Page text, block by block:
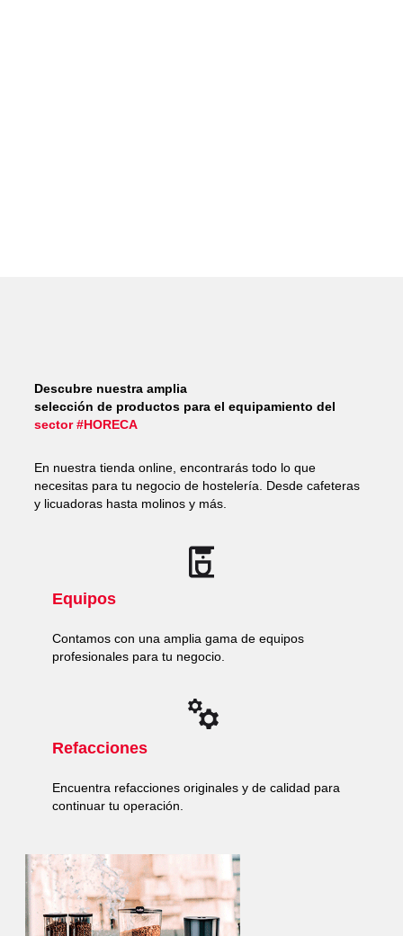
Descubre nuestra amplia
selección de productos para el equipamiento del
sector #HORECA
En nuestra tienda online, encontrarás todo lo que
necesitas para tu negocio de hostelería. Desde cafeteras
y licuadoras hasta molinos y más.
Equipos
Contamos con una amplia gama de equipos
profesionales para tu negocio.
Refacciones
Encuentra refacciones originales y de calidad para
continuar tu operación.